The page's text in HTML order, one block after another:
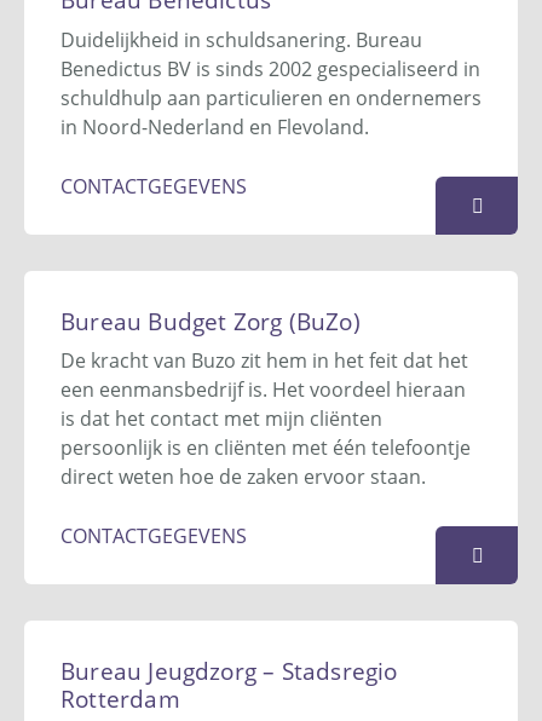
06 40 40 51 87
info@buijsadministraties.nl
Website
KAART
Duidelijkheid in schuldsanering. Bureau
Benedictus BV is sinds 2002 gespecialiseerd in
schuldhulp aan particulieren en ondernemers
in Noord-Nederland en Flevoland.
CONTACTGEGEVENS
Graete Buorren 16
Garyp
0511 - 522 034
info@bureaubenedictus.nl
Website
Bureau Budget Zorg (BuZo)
De kracht van Buzo zit hem in het feit dat het
een eenmansbedrijf is. Het voordeel hieraan
is dat het contact met mijn cliënten
persoonlijk is en cliënten met één telefoontje
direct weten hoe de zaken ervoor staan.
CONTACTGEGEVENS
Postbus 62
1777 ZH Hippolytushoef
Bureau Jeugdzorg – Stadsregio
Rotterdam